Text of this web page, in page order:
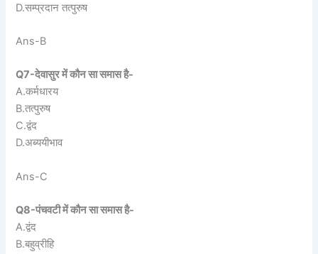
D.सम्प्रदान तत्पुरुष
Ans-B
Q7-देवासुर में कौन सा समास है-
A.कर्मधारय
B.तत्पुरुष
C.द्वंद
D.अब्ययीभाव
Ans-C
Q8-पंचवटी में कौन सा समास है-
A.द्वंद
B.बहुव्रीहि